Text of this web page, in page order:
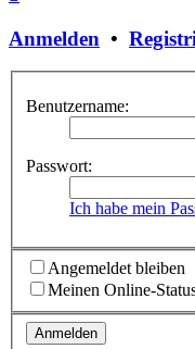
Anmelden •
Benutzername:
Passwort:
Ich habe mein
Angemeldet bleiben
Meinen Online-